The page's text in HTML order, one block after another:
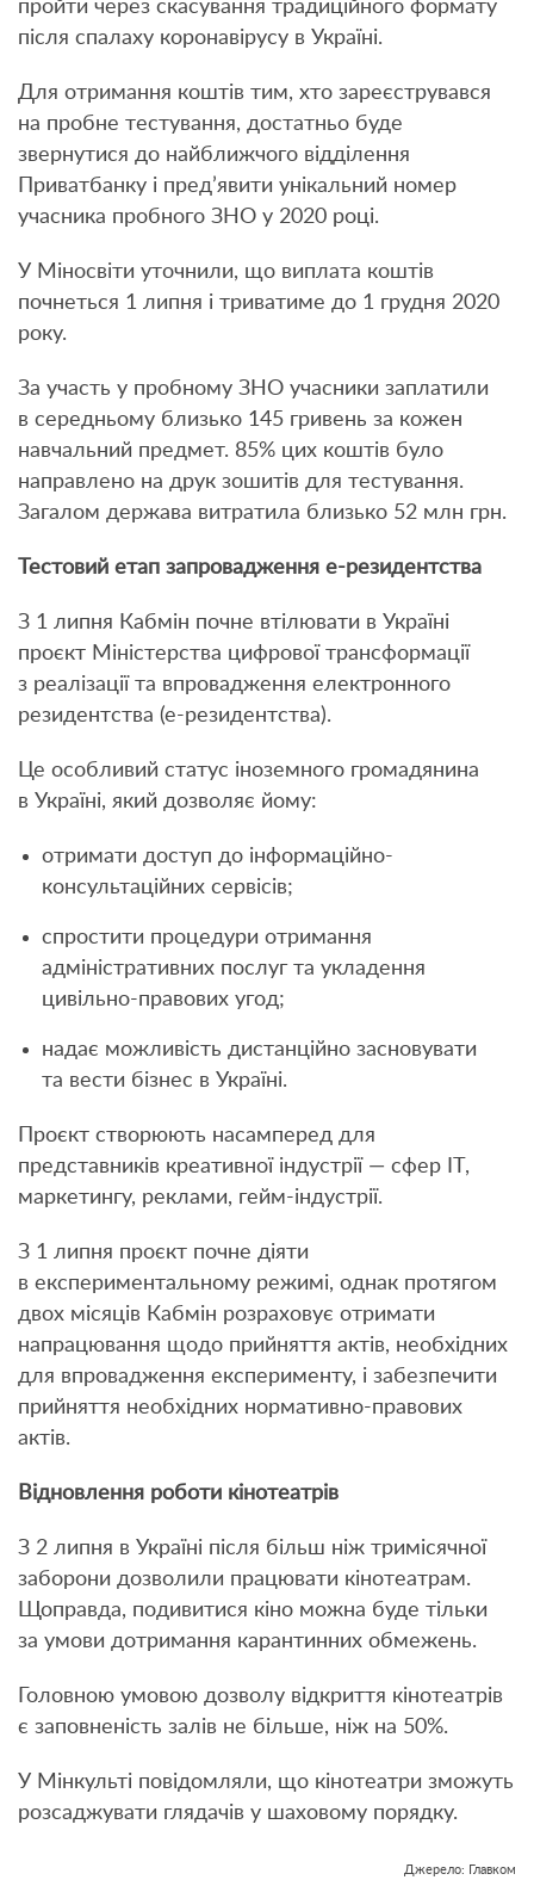
пройти через скасування традиційного формату
після спалаху коронавірусу в Україні.
Для отримання коштів тим, хто зареєструвався
на пробне тестування, достатньо буде
звернутися до найближчого відділення
Приватбанку і пред’явити унікальний номер
учасника пробного ЗНО у 2020 році.
У Міносвіти уточнили, що виплата коштів
почнеться 1 липня і триватиме до 1 грудня 2020
року.
За участь у пробному ЗНО учасники заплатили
в середньому близько 145 гривень за кожен
навчальний предмет. 85% цих коштів було
направлено на друк зошитів для тестування.
Загалом держава витратила близько 52 млн грн.
Тестовий етап запровадження е-резидентства
З 1 липня Кабмін почне втілювати в Україні
проєкт Міністерства цифрової трансформації
з реалізації та впровадження електронного
резидентства (е-резидентства).
Це особливий статус іноземного громадянина
в Україні, який дозволяє йому:
отримати доступ до інформаційно-
консультаційних сервісів;
спростити процедури отримання
адміністративних послуг та укладення
цивільно-правових угод;
надає можливість дистанційно засновувати
та вести бізнес в Україні.
Проєкт створюють насамперед для
представників креативної індустрії — сфер IT,
маркетингу, реклами, гейм-індустрії.
З 1 липня проєкт почне діяти
в експериментальному режимі, однак протягом
двох місяців Кабмін розраховує отримати
напрацювання щодо прийняття актів, необхідних
для впровадження експерименту, і забезпечити
прийняття необхідних нормативно-правових
актів.
Відновлення роботи кінотеатрів
З 2 липня в Україні після більш ніж тримісячної
заборони дозволили працювати кінотеатрам.
Щоправда, подивитися кіно можна буде тільки
за умови дотримання карантинних обмежень.
Головною умовою дозволу відкриття кінотеатрів
є заповненість залів не більше, ніж на 50%.
У Мінкульті повідомляли, що кінотеатри зможуть
розсаджувати глядачів у шаховому порядку.
Джерело: Главком